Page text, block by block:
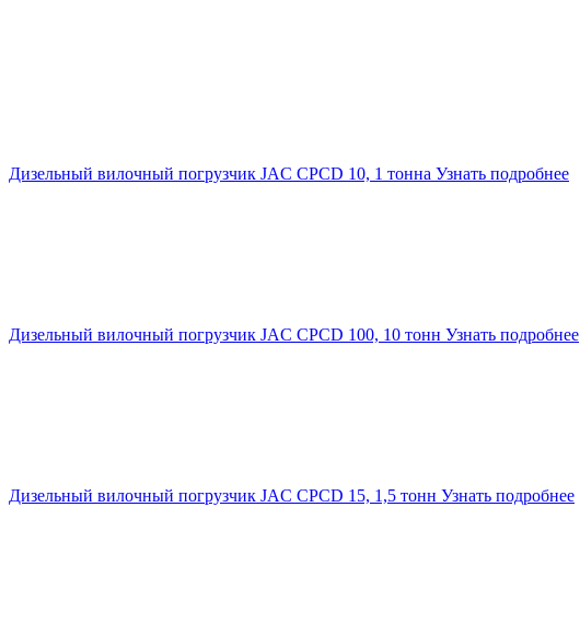
Дизельный вилочный погрузчик JAC CPCD 10, 1 тонна Узнать подробнее
Дизельный вилочный погрузчик JAC CPCD 100, 10 тонн Узнать подробнее
Дизельный вилочный погрузчик JAC CPCD 15, 1,5 тонн Узнать подробнее